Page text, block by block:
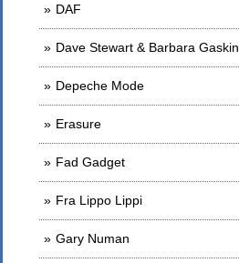
DAF
Dave Stewart & Barbara Gaskin
Depeche Mode
Erasure
Fad Gadget
Fra Lippo Lippi
Gary Numan